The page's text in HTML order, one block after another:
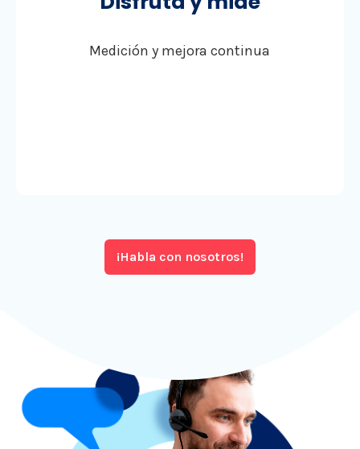
Medición y mejora continua
¡Habla con nosotros!